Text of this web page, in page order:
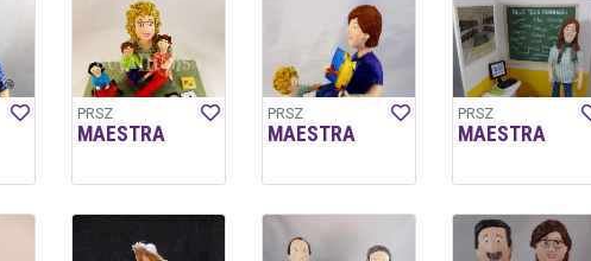
PRSZ
MAESTRA
PRSZ
MAESTRA
PRSZ
MAESTRA